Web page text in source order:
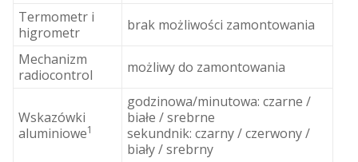
Termometr i
higrometr
brak możliwości zamontowania
Mechanizm
radiocontrol
możliwy do zamontowania
Wskazówki
aluminiowe1
godzinowa/minutowa: czarne /
białe / srebrne
sekundnik: czarny / czerwony /
biały / srebrny